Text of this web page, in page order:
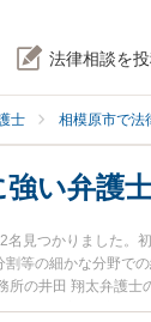
法律相談を
士 相模原市で法
い弁護
見つかりました。
等の細かな分野で
の井田 翔太弁護
』『遺産分割調停